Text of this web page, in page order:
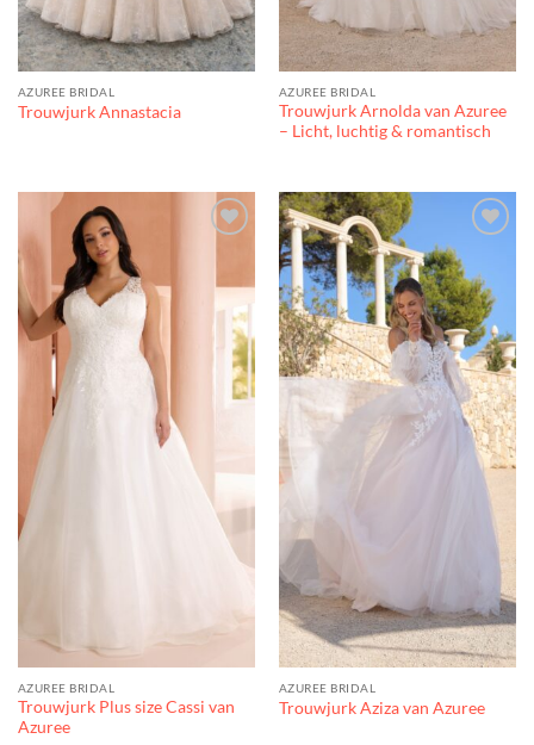
AZUREE BRIDAL
Trouwjurk Annastacia
AZUREE BRIDAL
Trouwjurk Arnolda van Azuree
– Licht, luchtig & romantisch
verlanglijst
AZUREE BRIDAL
Trouwjurk Plus size Cassi van
Azuree
Toevoegen
aan
verlanglijst
AZUREE BRIDAL
Trouwjurk Aziza van Azuree